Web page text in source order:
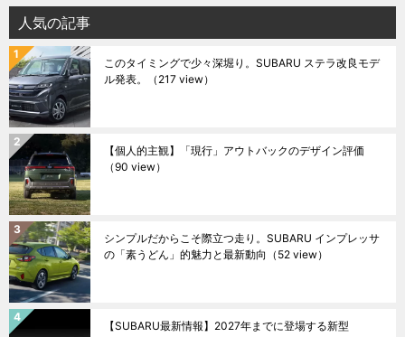
人気の記事
このタイミングで少々深堀り。SUBARU ステラ改良モデ
ル発表。
（217 view）
【個人的主観】「現行」アウトバックのデザイン評価
（90 view）
シンプルだからこそ際立つ走り。SUBARU インプレッサ
の「素うどん」的魅力と最新動向 （52 view）
【SUBARU最新情報】2027年までに登場する新型